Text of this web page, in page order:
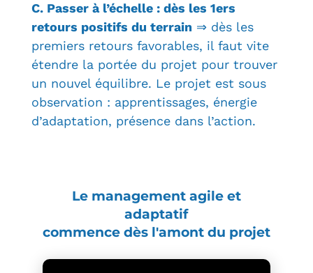
C. Passer à l’échelle : dès les 1ers
retours positifs du terrain⇒ dès les
premiers retours favorables, il faut vite
étendre la portée du projet pour trouver
un nouvel équilibre. Le projet est sous
observation : apprentissages, énergie
d’adaptation, présence dans l’action.
Le management agile et
adaptatif
commence dès l'amont du projet